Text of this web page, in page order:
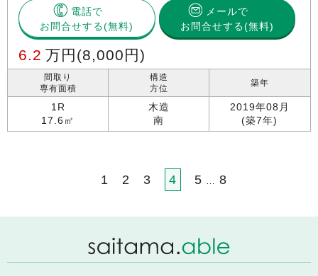
電話で
お問合せする
メールで
お問合せする(無料)
6.2 万円 (8,000円)
間取り
専有面積
1R
17.6㎡
構造
方位
木造
南
築年
2019年08月
(築7年)
1 2 3 4 5 … 8